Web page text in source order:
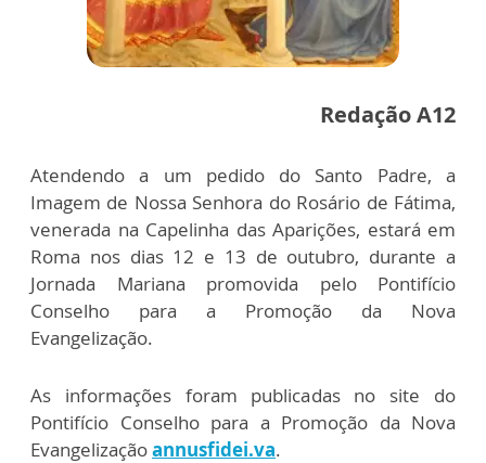
Redação A12
Atendendo a um pedido do Santo Padre, a
Imagem de Nossa Senhora do Rosário de Fátima,
venerada na Capelinha das Aparições, estará em
Roma nos dias 12 e 13 de outubro, durante a
Jornada Mariana promovida pelo Pontifício
Conselho para a Promoção da Nova
Evangelização.
As informações foram publicadas no site do
Pontifício Conselho para a Promoção da Nova
Evangelizaçãoannusfidei.va.